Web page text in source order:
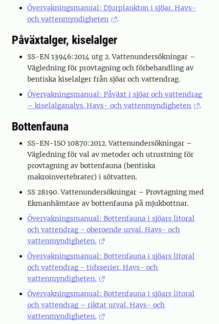
Övervakningsmanual: Djurplankton i sjöar. Havs-
och vattenmyndigheten
.
Påväxtalger, kiselalger
SS-EN 13946:2014 utg 2. Vattenundersökningar –
Vägledning för provtagning och förbehandling av
bentiska kiselalger från sjöar och vattendrag.
Övervakningsmanual: Påväxt i sjöar och vattendrag
– kiselalganalys. Havs- och vattenmyndigheten
.
Bottenfauna
SS-EN-ISO 10870:2012. Vattenundersökningar –
Vägledning för val av metoder och utrustning för
provtagning av bottenfauna (bentiska
makroinvertebrater) i sötvatten.
SS 28190. Vattenundersökningar – Provtagning med
Ekmanhämtare av bottenfauna på mjukbottnar.
Övervakningsmanual: Bottenfauna i sjöars litoral
och vattendrag - oberoende urval. Havs- och
vattenmyndigheten.
Övervakningsmanual: Bottenfauna i sjöars litoral
och vattendrag - tidsserier. Havs- och
vattenmyndigheten.
Övervakningsmanual: Bottenfauna i sjöars litoral
och vattendrag – riktat urval. Havs- och
vattenmyndigheten.